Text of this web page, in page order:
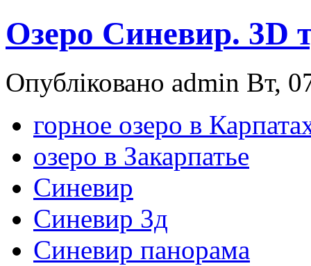
Озеро Синевир. 3D
Опубліковано admin Вт,
горное озеро в
озеро в Закарпатье
Синевир
Синевир 3д
Синевир панорама